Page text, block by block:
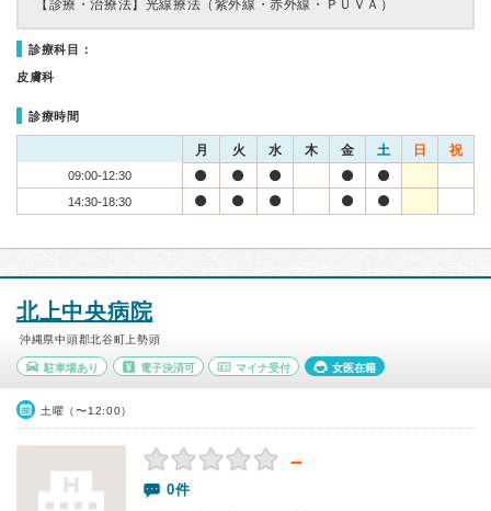
【診療・治療法】 光線療法（紫外線・赤外線・ＰＵＶＡ）
診療科目：
皮膚科
診療時間
月 火 水 木 金 土 日 祝
09:00-12:30
14:30-18:30
北上中央病院
沖縄県中頭郡北谷町上勢頭
駐車場あり 電子決済可 マイナ受付 女医在籍
土曜（〜12:00）
－
0件